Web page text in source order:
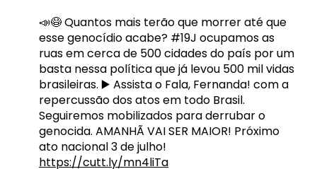
📣😷 Quantos mais terão que morrer até que
esse genocídio acabe? #19J ocupamos as
ruas em cerca de 500 cidades do país por um
basta nessa política que já levou 500 mil vidas
brasileiras. ▶️ Assista o Fala, Fernanda! com a
repercussão dos atos em todo Brasil.
Seguiremos mobilizados para derrubar o
genocida. AMANHÃ VAI SER MAIOR! Próximo
ato nacional 3 de julho!
https://cutt.ly/mn4liTa